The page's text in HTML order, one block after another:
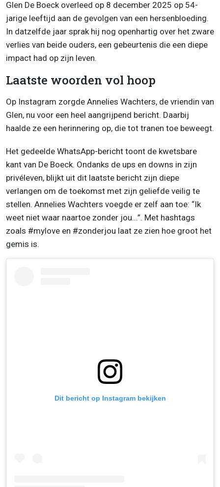
Glen De Boeck overleed op 8 december 2025 op 54-
jarige leeftijd aan de gevolgen van een hersenbloeding.
In datzelfde jaar sprak hij nog openhartig over het zware
verlies van beide ouders, een gebeurtenis die een diepe
impact had op zijn leven.
Laatste woorden vol hoop
Op Instagram zorgde Annelies Wachters, de vriendin van
Glen, nu voor een heel aangrijpend bericht. Daarbij
haalde ze een herinnering op, die tot tranen toe beweegt.
Het gedeelde WhatsApp-bericht toont de kwetsbare
kant van De Boeck. Ondanks de ups en downs in zijn
privéleven, blijkt uit dit laatste bericht zijn diepe
verlangen om de toekomst met zijn geliefde veilig te
stellen. Annelies Wachters voegde er zelf aan toe: “Ik
weet niet waar naartoe zonder jou...”. Met hashtags
zoals #mylove en #zonderjou laat ze zien hoe groot het
gemis is.
Dit bericht op Instagram bekijken